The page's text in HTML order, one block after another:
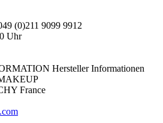
(0)211 9099 9912
Uhr
Hersteller Informationen
France